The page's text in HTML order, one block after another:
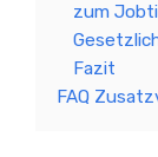
zum
Fazit
FAQ